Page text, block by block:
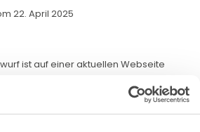
22. April 2025
ist auf einer aktuellen Webseite